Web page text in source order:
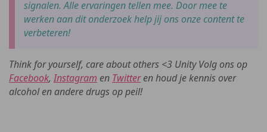
signalen. Alle ervaringen tellen mee. Door mee te
werken aan dit onderzoek help jij ons onze content te
verbeteren!
Think for yourself, care about others <3 Unity Volg ons op
Facebook, Instagram en Twitteren houd je kennis over
alcohol en andere drugs op peil!